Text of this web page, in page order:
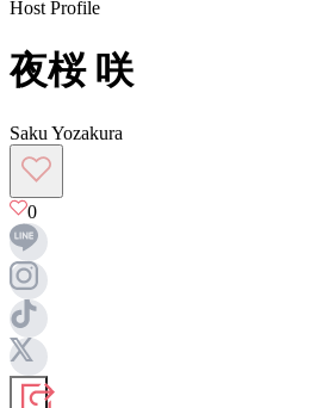
Host Profile
夜桜 咲
Saku Yozakura
0